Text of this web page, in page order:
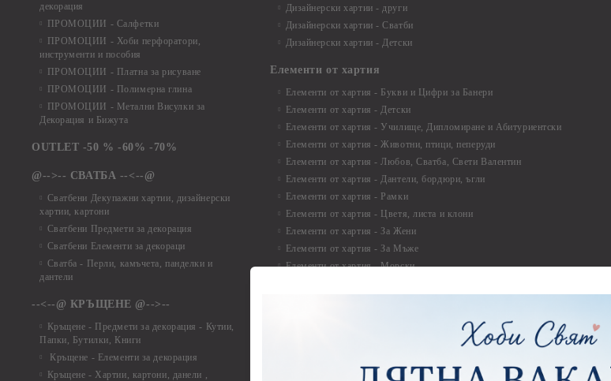
декорация
ПРОМОЦИИ - Салфетки
ПРОМОЦИИ - Хоби перфоратори,
инструменти и пособия
ПРОМОЦИИ - Платна за рисуване
ПРОМОЦИИ - Полимерна глина
ПРОМОЦИИ - Метални Висулки за
Декорация и Бижута
OUTLET -50 % -60% -70%
@-->-- СВАТБА --<--@
Сватбени Декупажни хартии, дизайнерски
хартии, картони
Сватбени Предмети за декорация
Сватбени Елементи за декораци
Сватба - Перли, камъчета, панделки и
дантели
--<--@ КРЪЩЕНЕ @-->--
Кръщене - Предмети за декорация - Кутии,
Папки, Бутилки, Книги
Кръщене - Елементи за декорация
Кръщене - Хартии, картони, данели ,
Дизайнерски хартии - други
Дизайнерски хартии - Сватби
Дизайнерски хартии - Детски
Елементи от хартия
Елементи от хартия - Букви и Цифри за Банери
Елементи от хартия - Детски
Елементи от хартия - Училище, Дипломиране и Абитуриентски
Елементи от хартия - Животни, птици, пеперуди
Елементи от хартия - Любов, Сватба, Свети Валентин
Елементи от хартия - Дантели, бордюри, ъгли
Елементи от хартия - Рамки
Елементи от хартия - Цветя, листа и клони
Елементи от хартия - За Жени
Елементи от хартия - За Мъже
Елементи от хартия - Морски
Елементи от хартия - Многопластови елементи
Елементи от хартия - Готови композиции